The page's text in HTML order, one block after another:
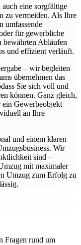
eine sorgfältige
zu vermeiden. Als Ihre
umfassende
für gewerbliche
bewährten Abläufen
und effizient verläuft.
– wir begleiten
übernehmen das
Sie sich voll und
können. Ganz gleich,
ein Gewerbeobjekt
an Ihre
und einem klaren
Wir
sind –
mit maximaler
Umzug zum Erfolg zu
Fragen rund um